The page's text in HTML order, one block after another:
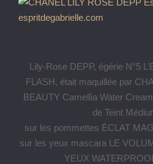
Lily-Rose DEPP, égérie N°5
FLASH, était maquillée par
BEAUTY Camellia Water
de Teint
sur les pommettes ÉCLAT
sur les yeux mascara LE
YEUX